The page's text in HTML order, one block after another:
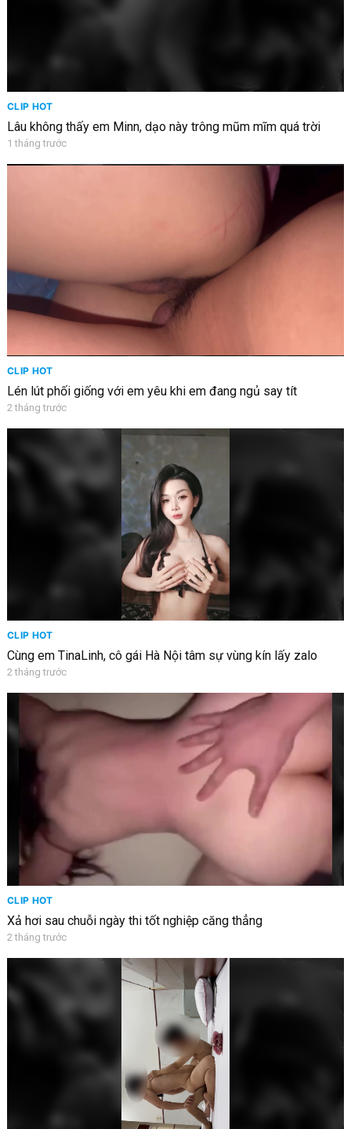
CLIP HOT
Lâu không thấy em Minn, dạo này trông mũm mĩm quá trời
1 tháng trước
CLIP HOT
Lén lút phối giống với em yêu khi em đang ngủ say tít
2 tháng trước
CLIP HOT
Cùng em TinaLinh, cô gái Hà Nội tâm sự vùng kín lấy zalo
2 tháng trước
CLIP HOT
Xả hơi sau chuỗi ngày thi tốt nghiệp căng thẳng
2 tháng trước